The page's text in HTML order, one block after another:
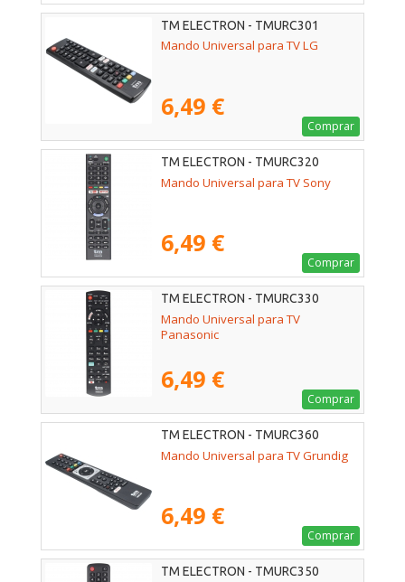
TM ELECTRON - TMURC301
Mando Universal para TV LG
6,49 €
Comprar
TM ELECTRON - TMURC320
Mando Universal para TV Sony
6,49 €
Comprar
TM ELECTRON - TMURC330
Mando Universal para TV
Panasonic
6,49 €
Comprar
TM ELECTRON - TMURC360
Mando Universal para TV Grundig
6,49 €
Comprar
TM ELECTRON - TMURC350